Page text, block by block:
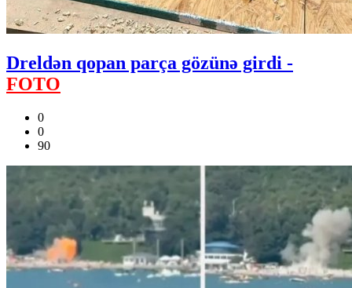
Dreldən qopan parça gözünə girdi -
FOTO
0
0
90